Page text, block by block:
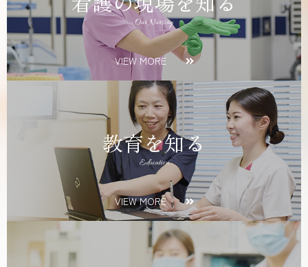
Our Nursing
VIEW MORE
教育を知る
Education
VIEW MORE